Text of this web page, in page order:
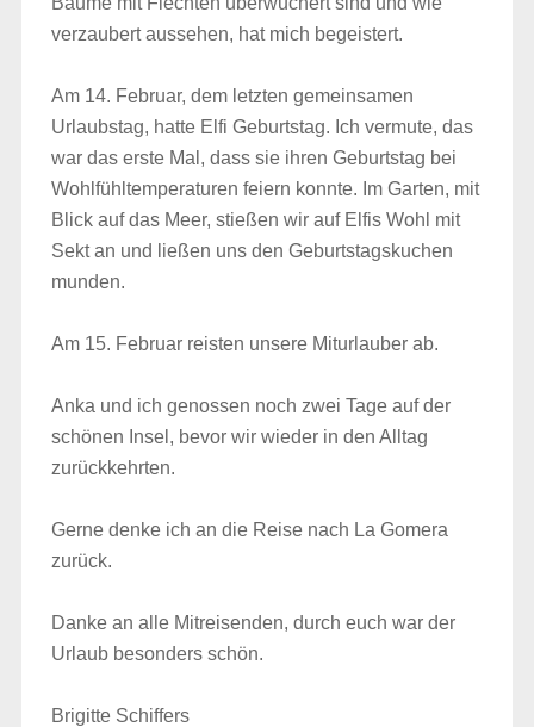
verzaubert aussehen, hat mich begeistert.
Am 14. Februar, dem letzten gemeinsamen
Urlaubstag, hatte Elfi Geburtstag. Ich vermute, das
war das erste Mal, dass sie ihren Geburtstag bei
Wohlfühltemperaturen feiern konnte. Im Garten, mit
Blick auf das Meer, stießen wir auf Elfis Wohl mit
Sekt an und ließen uns den Geburtstagskuchen
munden.
Am 15. Februar reisten unsere Miturlauber ab.
Anka und ich genossen noch zwei Tage auf der
schönen Insel, bevor wir wieder in den Alltag
zurückkehrten.
Gerne denke ich an die Reise nach La Gomera
zurück.
Danke an alle Mitreisenden, durch euch war der
Urlaub besonders schön.
Brigitte Schiffers